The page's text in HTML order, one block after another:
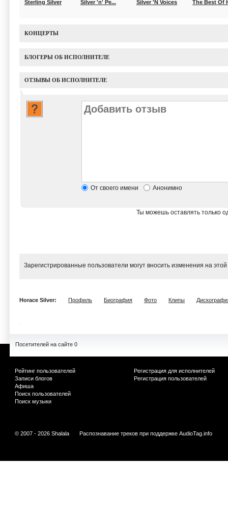
Sterling Silver Silver 'n' Pe... Silver 'N Voices The Best Of
КОНЦЕРТЫ
БЛОГЕРЫ ОБ ИСПОЛНИТЕЛЕ
ОТЗЫВЫ ОБ ИСПОЛНИТЕЛЕ
От своего имени Анонимно
Ты можешь оставлять только
Зарегистрированные пользователи могут вносить изменения на
Horace Silver: Профиль Биография Фото Клипы
Посетителей на сайте 0
Рейтинг пользователей
Записи блогов
Афиша
Поиск пользователей
Поиск музыки
Регистрация для исполнителей
Регистрация пользователей
© 2007 - 2026 Shalala Распознавание треков при поддержке AudioTag.info